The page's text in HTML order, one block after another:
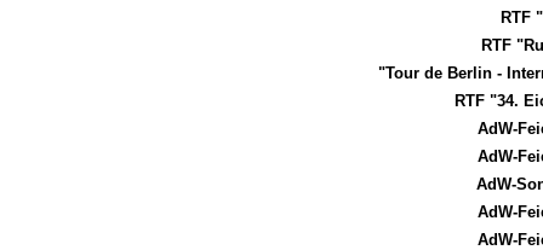
RTF
RTF
"Tour de Berlin -
RTF "34.
AdW-
AdW-
AdW-
AdW-
AdW-